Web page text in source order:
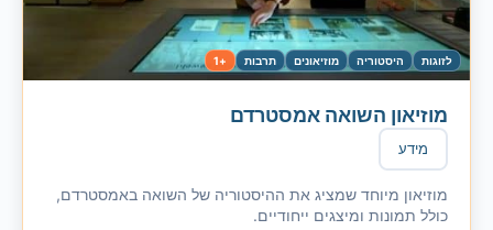
לזוגות היסטוריה מוזיאונים תרבות +1
מוזיאון השואה אמסטרדם
מידע
מוזיאון מיוחד שמציג את ההיסטוריה של השואה באמסטרדם,
כולל תמונות ומיצגים ייחודיים.